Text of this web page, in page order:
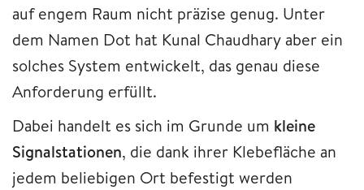
auf engem Raum nicht präzise genug. Unter
dem Namen Dot hat Kunal Chaudhary aber ein
solches System entwickelt, das genau diese
Anforderung erfüllt.
Dabei handelt es sich im Grunde um kleine
Signalstationen, die dank ihrer Klebefläche an
jedem beliebigen Ort befestigt werden